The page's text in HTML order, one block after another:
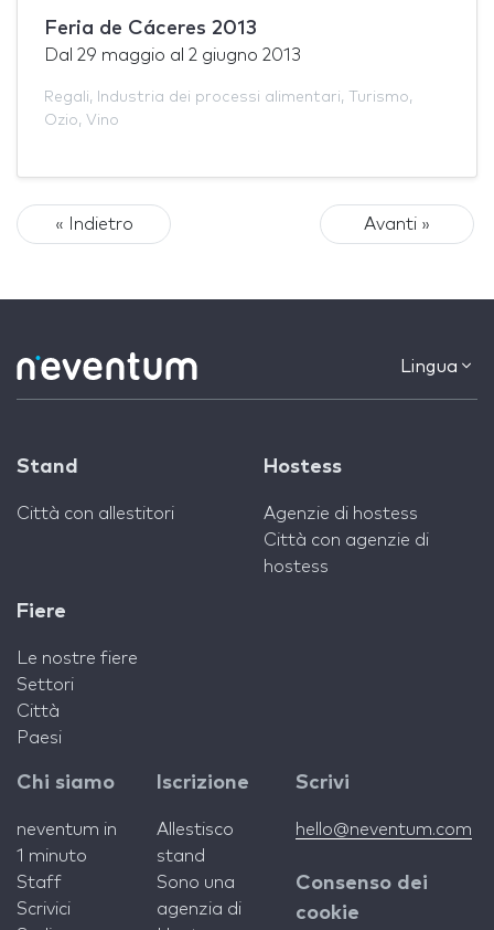
Feria de Cáceres 2013
Dal 29 maggio al 2 giugno 2013
Regali, Industria dei processi alimentari, Turismo,
Ozio, Vino
« Indietro Avanti »
Lingua
Stand
Città con allestitori
Hostess
Agenzie di hostess
Città con agenzie di
hostess
Fiere
Le nostre fiere
Settori
Città
Paesi
Chi siamo
neventum in
1 minuto
Staff
Scrivici
Iscrizione
Allestisco
stand
Sono una
agenzia di
Scrivi
hello@neventum.com
Consenso dei
cookie